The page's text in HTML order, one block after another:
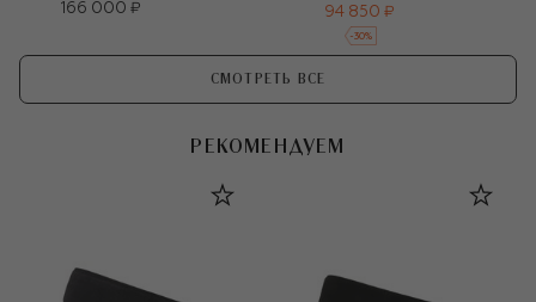
166 000 ₽
94 850 ₽
-30%
СМОТРЕТЬ ВСЕ
РЕКОМЕНДУЕМ